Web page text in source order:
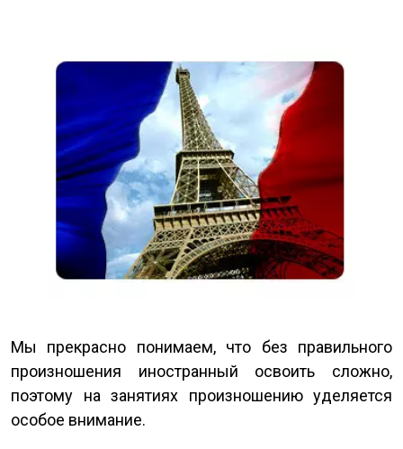
Мы прекрасно понимаем, что без правильного
произношения иностранный освоить сложно,
поэтому на занятиях произношению уделяется
особое внимание.